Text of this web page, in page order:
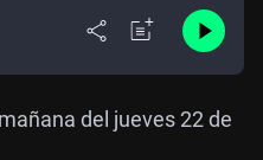
del jueves 22 de